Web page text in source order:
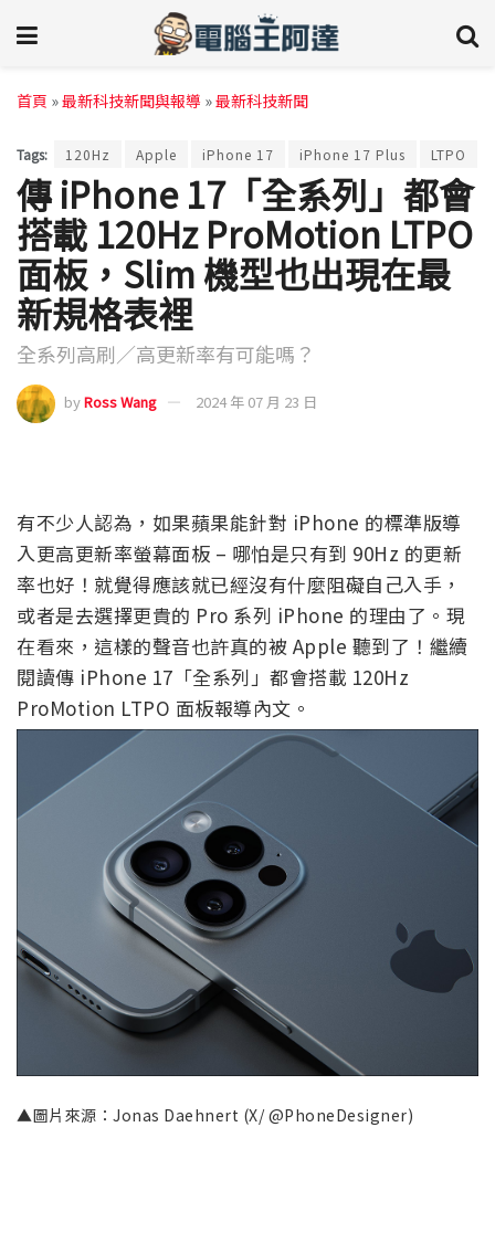
首頁 »最新科技新聞與報導 »最新科技新聞
Tags: 120Hz Apple iPhone 17 iPhone 17 Plus LTPO
傳 iPhone 17「全系列」都會
搭載 120Hz ProMotion LTPO
面板，Slim 機型也出現在最
新規格表裡
全系列高刷／高更新率有可能嗎？
byRoss Wang 2024 年 07 月 23 日
有不少人認為，如果蘋果能針對 iPhone 的標準版導
入更高更新率螢幕面板 – 哪怕是只有到 90Hz 的更新
率也好！就覺得應該就已經沒有什麼阻礙自己入手，
或者是去選擇更貴的 Pro 系列 iPhone 的理由了。現
在看來，這樣的聲音也許真的被 Apple 聽到了！繼續
閱讀傳 iPhone 17「全系列」都會搭載 120Hz
ProMotion LTPO 面板報導內文。
▲圖片來源：Jonas Daehnert (X/ @PhoneDesigner)